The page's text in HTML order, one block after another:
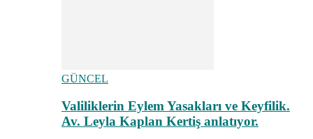
GÜNCEL
Valiliklerin Eylem Yasakları ve Keyfilik.
Av. Leyla Kaplan Kertiş anlatıyor.